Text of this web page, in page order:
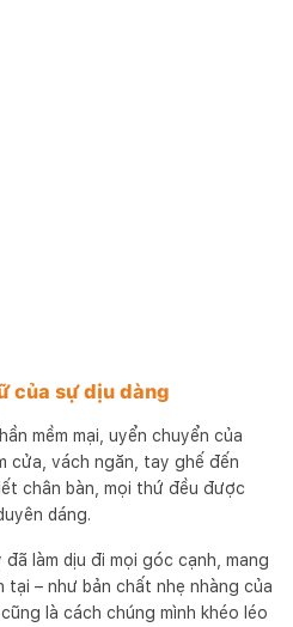
của sự dịu dàng
mềm mại, uyển chuyển của
cửa, vách ngăn, tay ghế đến
chân bàn, mọi thứ đều được
dáng.
làm dịu đi mọi góc cạnh, mang
tại – như bản chất nhẹ nhàng của
là cách chúng mình khéo léo